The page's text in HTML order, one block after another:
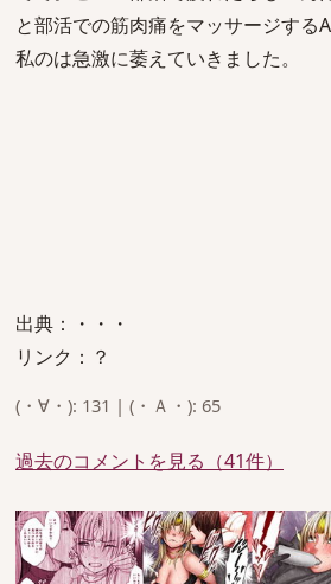
と部活での筋肉痛をマッサージする
私のは急激に萎えていきました。
出典：・・・
リンク：？
(・∀・): 131 | (・Ａ・): 65
過去のコメントを見る（41件）